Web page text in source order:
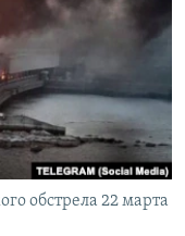
обстрела 22 марта